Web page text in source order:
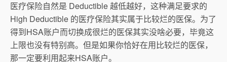
医疗保险自然是 Deductible 越低越好，这种满足要求的
High Deductible 的医疗保险其实属于比较烂的医保。为了
得到HSA账户而切换成很烂的医保其实没啥必要，毕竟这
上限也没有特别高。但是如果你恰好在用比较烂的医保，
那一定要利用起来HSA账户。